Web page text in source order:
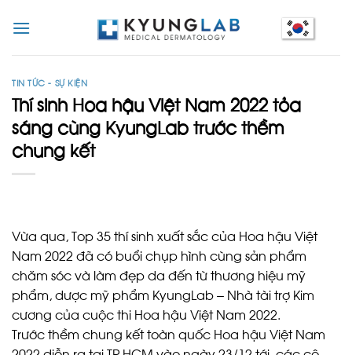
TIN TỨC - SỰ KIỆN
Thí sinh Hoa hậu Việt Nam 2022 tỏa
sáng cùng KyungLab trước thềm
chung kết
Vừa qua, Top 35 thí sinh xuất sắc của Hoa hậu Việt
Nam 2022 đã có buổi chụp hình cùng sản phẩm
chăm sóc và làm đẹp da đến từ thương hiệu mỹ
phẩm, dược mỹ phẩm KyungLab – Nhà tài trợ Kim
cương của cuộc thi Hoa hậu Việt Nam 2022.
Trước thềm chung kết toàn quốc Hoa hậu Việt Nam